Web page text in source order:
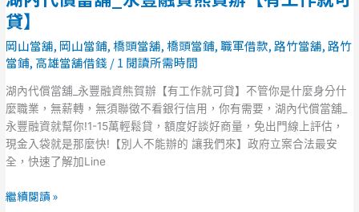
工
作
就
可
貸】
貸】
岡山當舖, 岡山當鋪,橋頭當舖,橋頭當鋪,職軍借款, 路竹當舖, 路竹
當鋪, 高雄當舖借錢 /1 閱讀所需時間
湖內代償當舖_永豐融資熊賀辦【有工作就可貸】不管你是什麼身分什
麼職業，無薪轉，無須聯徵不看銀行信用，你有需要，湖內代償當舖_
永豐融資就幫你!1-15萬輕鬆貸，額度好談好商量，免出門線上評估，
現金入袋就是那麼快!【別人不能辦的 讓我們來】政府立案合法最安
全，快速了解加Line
內
代
償
當
舖
_
永
豐
融
熊
繼續閱讀 »